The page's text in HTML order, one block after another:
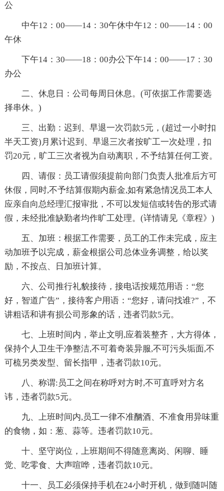
公
中午12：00——14：30午休中午12：00——14：00
午休
下午14：30——18：00办公下午14：00——17：30
办公
二、休息日：公司每周日休息。(可依据工作需要选
择串休。)
三、出勤：迟到、早退一次罚款5元，(超过一小时扣
半天工资)月累计迟到、早退三次者按旷工一次处理，扣
罚20元，旷工三次者视为自动离职，不予结算任何工资。
四、请假：员工请假须提前向部门负责人批准后方可
休假，同时,不予结算假期内薪金,如有紧急情况员工本人
应亲自向总经理汇报审批，不可以发短信或转告的形式请
假，未经批准缺勤者均作旷工处理。(详情请见《章程》)
五、加班：根据工作需要，员工的工作未完成，应主
动加班予以完成，薪金根据公司总体业务调整，给以奖
励，不按点、日加班计算。
六、公司推行礼貌接待，接电话按规范用语：“您
好，智道广告”，接待客户用语：“您好，请问找谁?”，不
讲粗话和讲有损公司形象的话，违者罚款5元。
七、上班时间内，举止文明,应着装整齐，大方得体，
保持个人卫生干净整洁,不可着奇装异服,不可污头垢面,不
可梳另类发型、留长指甲，违者罚款10元。
八、称谓:员工之间在称呼对方时,不可直呼对方名
讳，违者罚款5元。
九、上班时间内,员工一律不准酗酒、不准食用异味重
的食物，如：葱、蒜等。违者罚款10元。
十、坚守岗位，上班期间不得随意离岗、闲聊、睡
觉、吃零食、大声喧哗，违者罚款10元。
十一、员工必须保持手机在24小时开机，做到随叫随